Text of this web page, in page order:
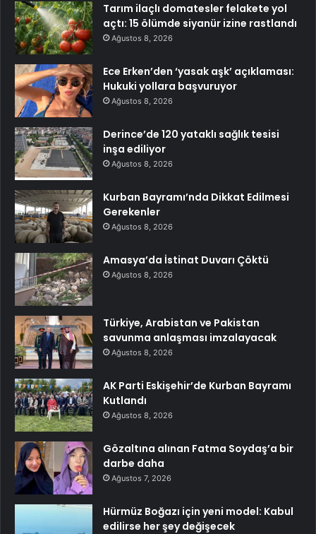
Tarım ilaçlı domatesler felakete yol
açtı: 15 ölümde siyanür izine rastlandı
Ağustos 8, 2026
Ece Erken’den ‘yasak aşk’ açıklaması:
Hukuki yollara başvuruyor
Ağustos 8, 2026
Derince’de 120 yataklı sağlık tesisi
inşa ediliyor
Ağustos 8, 2026
Kurban Bayramı’nda Dikkat Edilmesi
Gerekenler
Ağustos 8, 2026
Amasya’da İstinat Duvarı Çöktü
Ağustos 8, 2026
Türkiye, Arabistan ve Pakistan
savunma anlaşması imzalayacak
Ağustos 8, 2026
AK Parti Eskişehir’de Kurban Bayramı
Kutlandı
Ağustos 8, 2026
Gözaltına alınan Fatma Soydaş’a bir
darbe daha
Ağustos 7, 2026
Hürmüz Boğazı için yeni model: Kabul
edilirse her şey değişecek